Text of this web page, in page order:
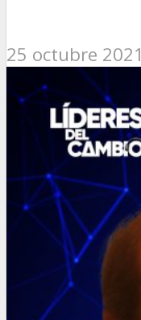
25 octubre 2021